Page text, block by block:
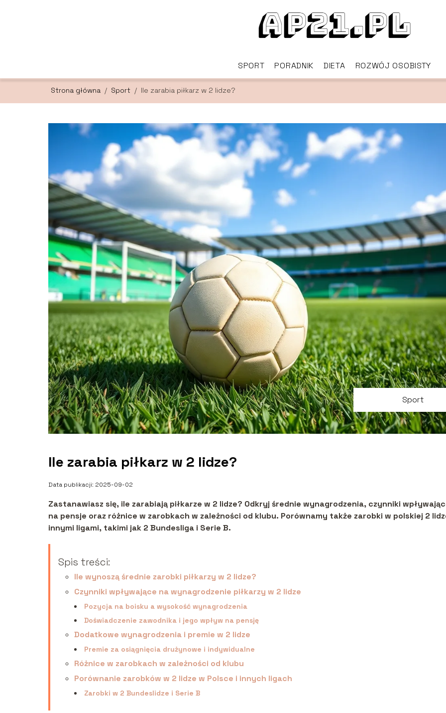
SPORT PORADNIK DIETA ROZWÓJ OSOBISTY
Strona główna / Sport / Ile zarabia piłkarz w 2 lidze?
Sport
Ile zarabia piłkarz w 2 lidze?
Data publikacji: 2025-09-02
Zastanawiasz się, ile zarabiają piłkarze w 2 lidze? Odkryj średnie wynagrodzenia, czynniki
na pensje oraz różnice w zarobkach w zależności od klubu. Porównamy także zarobki w polskiej 2
innymi ligami, takimi jak 2 Bundesliga i Serie B.
Spis treści:
Ile wynoszą średnie zarobki piłkarzy w 2 lidze?
Czynniki wpływające na wynagrodzenie piłkarzy w 2 lidze
Pozycja na boisku a wysokość wynagrodzenia
Doświadczenie zawodnika i jego wpływ na pensję
Dodatkowe wynagrodzenia i premie w 2 lidze
Premie za osiągnięcia drużynowe i indywidualne
Różnice w zarobkach w zależności od klubu
Porównanie zarobków w 2 lidze w Polsce i innych ligach
Zarobki w 2 Bundeslidze i Serie B